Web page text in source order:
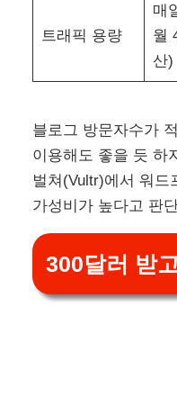
트래픽 용량
매
월
산)
블로그 방문자수가
이용해도 좋을 듯 하
벌쳐(Vultr)에서 워드
가성비가 높다고 판
300달러 받